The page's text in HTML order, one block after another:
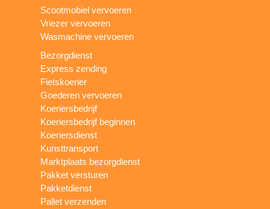
Scootmobiel vervoeren
Vriezer vervoeren
Wasmachine vervoeren
Bezorgdienst
Express zending
Fietskoerier
Goederen vervoeren
Koeriersbedrijf
Koeriersbedrijf beginnen
Koeriersdienst
Kunsttransport
Marktplaats bezorgdienst
Pakket versturen
Pakketdienst
Pallet verzenden